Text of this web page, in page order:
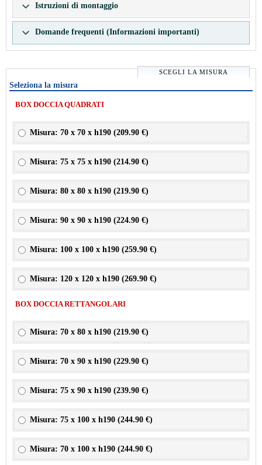
Istruzioni di montaggio
Domande frequenti (Informazioni importanti)
SCEGLI LA MISURA
Seleziona la misura
BOX DOCCIA QUADRATI
Misura: 70 x 70 x h190 (209.90 €)
Misura: 75 x 75 x h190 (214.90 €)
Misura: 80 x 80 x h190 (219.90 €)
Misura: 90 x 90 x h190 (224.90 €)
Misura: 100 x 100 x h190 (259.90 €)
Misura: 120 x 120 x h190 (269.90 €)
BOX DOCCIA RETTANGOLARI
Misura: 70 x 80 x h190 (219.90 €)
Misura: 70 x 90 x h190 (229.90 €)
Misura: 75 x 90 x h190 (239.90 €)
Misura: 75 x 100 x h190 (244.90 €)
Misura: 70 x 100 x h190 (244.90 €)